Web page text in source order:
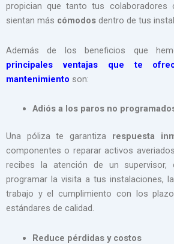
propician que tanto tus
sientan más cómodos dentro de tus
Además de los beneficios que
principales ventajas que te
mantenimiento son:
Adiós a los paros no
Una póliza te garantiza respuesta
componentes o reparar activos
recibes la atención de un supervisor,
programar la visita a tus instalaciones,
trabajo y el cumplimiento con los
estándares de calidad.
Reduce pérdidas y costos